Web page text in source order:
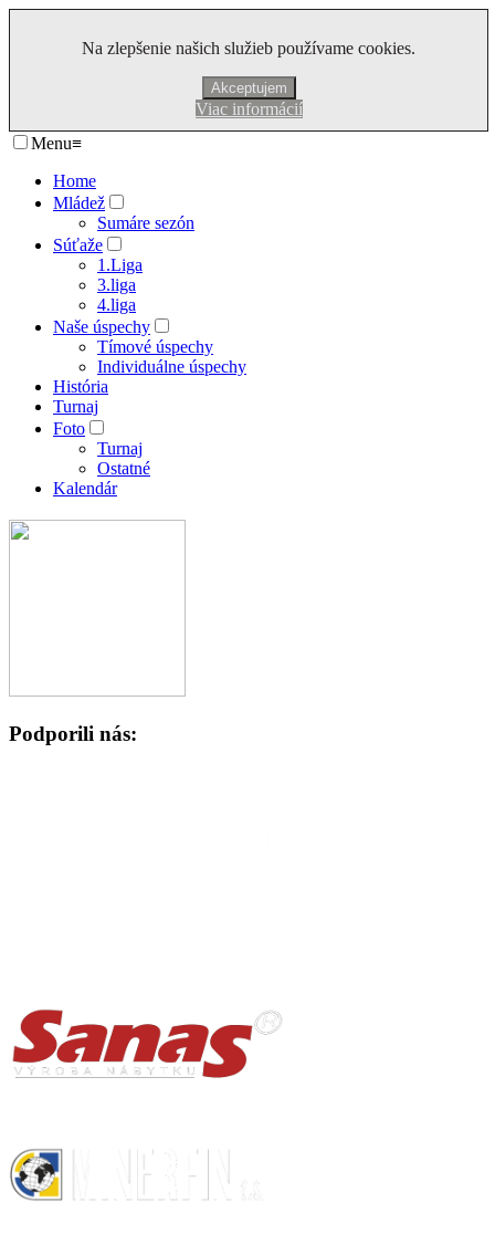
Na zlepšenie našich služieb používame cookies.
Akceptujem
Viac informácií
Menu≡
Home
Mládež
Sumáre sezón
Súťaže
1.Liga
3.liga
4.liga
Naše úspechy
Tímové úspechy
Individuálne úspechy
História
Turnaj
Foto
Turnaj
Ostatné
Kalendár
Podporili nás: